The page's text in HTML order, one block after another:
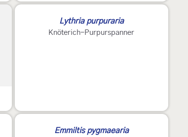
Lythria purpuraria
Knöterich-Purpurspanner
Emmiltis pygmaearia